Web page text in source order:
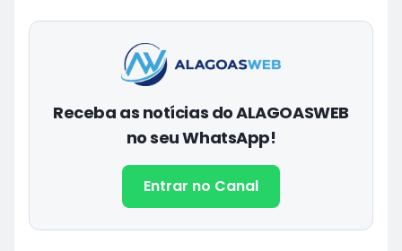
Receba as notícias do ALAGOASWEB
no seu WhatsApp!
Entrar no Canal